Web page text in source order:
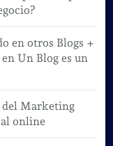
en otros Blogs +
en Un Blog es un
del Marketing
al online